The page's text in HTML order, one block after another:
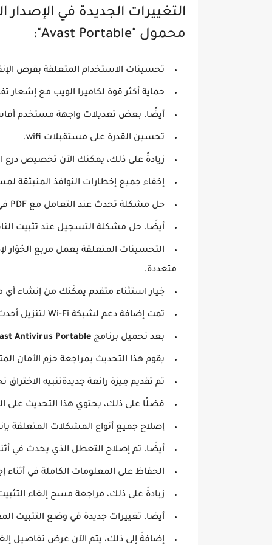
التغييرات الجديدة في
محمول "Avast Portable":
تحسينات الاستخدام المتعلقة بقرص
حماية أكثر قوة لكاميرا الويب مع
أيضًا، بعض تعديلات واجهة مستخدم
تحسين القدرة على مستقبلات wifi.
زيادةً على ذلك، يمكنك الآن تخصيص درع
إخفاء جميع إخطارات النوافذ المنبثقة
حل مشكلة تحدث عند التعامل مع PDF في أوتوكاد.
أيضًا، حل مشكلة التسجيل عند تثبيت
التحسينات المتعلقة بعمل مربع
متعددة.
خِيار استثناء متقدم يمكّنك من إنشاء
تمت إضافة دعم لشبكة Wi-Fi لتنزيل أحدث قاعدة بيانات ضد إعادة استخدام مساحة القرص.
بعد تحميل برنامج Antivirus Portable
يقوم هذا التحديث بمراجعة حزم الأمان
تم تقديم مِيزة رائعة جديدةتنبيه
فضلًا على ذلك، يحتوي هذا التحديث على
إصلاح جميع أنواع المشكلات المتعلقة
أيضًا، تم إصلاح التعطل الذي يحدث في
الحفاظ على المعلومات الكاملة في أثناء
زيادةً على ذلك، مراجعة مسح إلغاء
أيضا، تغييرات جديدة في وضع التثبيت
إضافةً إلى ذلك، يتم الآن عرض تفاصيل